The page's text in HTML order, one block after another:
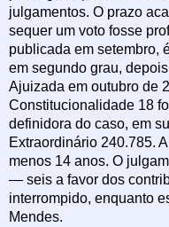
julgamentos. O prazo
sequer um voto fosse
publicada em setembro,
em segundo grau,
Ajuizada em outubro de
Constitucionalidade 18
definidora do caso, em
Extraordinário 240.785.
menos 14 anos. O
— seis a favor dos
interrompido, enquanto
Mendes.